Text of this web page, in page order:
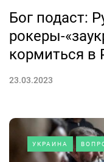
Бог подаст:
рокеры-
кормиться в
23.03.2023
УКРАИНА